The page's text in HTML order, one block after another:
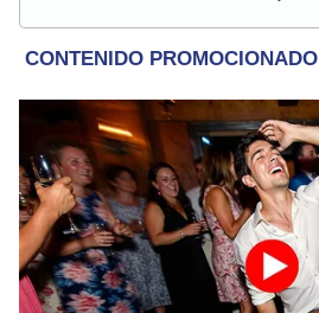
películas, series, videojuegos y